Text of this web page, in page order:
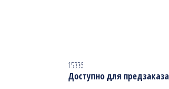
15336
Доступно для предзаказа